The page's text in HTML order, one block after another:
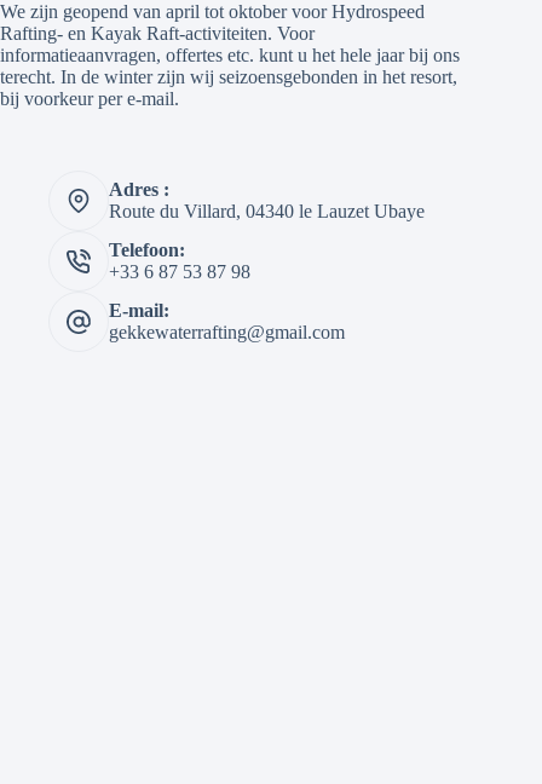
We zijn geopend van april tot oktober voor Hydrospeed
Rafting- en Kayak Raft-activiteiten. Voor
informatieaanvragen, offertes etc. kunt u het hele jaar bij ons
terecht. In de winter zijn wij seizoensgebonden in het resort,
bij voorkeur per e-mail.
Adres :
Route du Villard, 04340 le Lauzet Ubaye
Telefoon:
+33 6 87 53 87 98
E-mail:
gekkewaterrafting@gmail.com